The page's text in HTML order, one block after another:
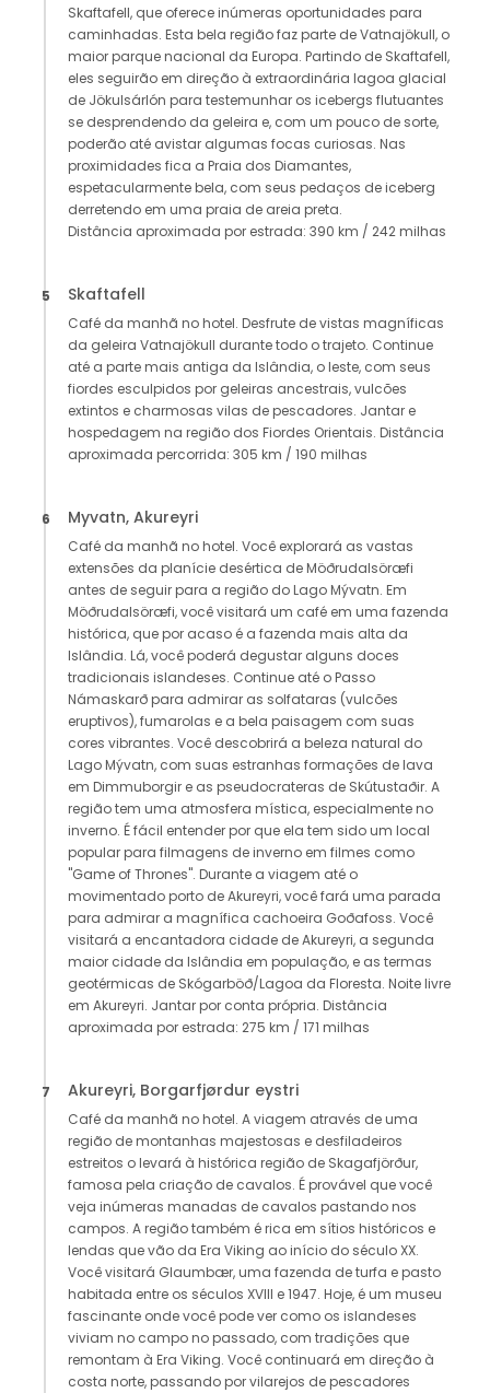
Skaftafell, que oferece inúmeras oportunidades para
caminhadas. Esta bela região faz parte de Vatnajökull, o
maior parque nacional da Europa. Partindo de Skaftafell,
eles seguirão em direção à extraordinária lagoa glacial
de Jökulsárlón para testemunhar os icebergs flutuantes
se desprendendo da geleira e, com um pouco de sorte,
poderão até avistar algumas focas curiosas. Nas
proximidades fica a Praia dos Diamantes,
espetacularmente bela, com seus pedaços de iceberg
derretendo em uma praia de areia preta.
Distância aproximada por estrada: 390 km / 242 milhas
5 Skaftafell
Café da manhã no hotel. Desfrute de vistas magníficas
da geleira Vatnajökull durante todo o trajeto. Continue
até a parte mais antiga da Islândia, o leste, com seus
fiordes esculpidos por geleiras ancestrais, vulcões
extintos e charmosas vilas de pescadores. Jantar e
hospedagem na região dos Fiordes Orientais. Distância
aproximada percorrida: 305 km / 190 milhas
6 Myvatn, Akureyri
Café da manhã no hotel. Você explorará as vastas
extensões da planície desértica de Möðrudalsöræfi
antes de seguir para a região do Lago Mývatn. Em
Möðrudalsöræfi, você visitará um café em uma fazenda
histórica, que por acaso é a fazenda mais alta da
Islândia. Lá, você poderá degustar alguns doces
tradicionais islandeses. Continue até o Passo
Námaskarð para admirar as solfataras (vulcões
eruptivos), fumarolas e a bela paisagem com suas
cores vibrantes. Você descobrirá a beleza natural do
Lago Mývatn, com suas estranhas formações de lava
em Dimmuborgir e as pseudocrateras de Skútustaðir. A
região tem uma atmosfera mística, especialmente no
inverno. É fácil entender por que ela tem sido um local
popular para filmagens de inverno em filmes como
"Game of Thrones". Durante a viagem até o
movimentado porto de Akureyri, você fará uma parada
para admirar a magnífica cachoeira Goðafoss. Você
visitará a encantadora cidade de Akureyri, a segunda
maior cidade da Islândia em população, e as termas
geotérmicas de Skógarböð/Lagoa da Floresta. Noite livre
em Akureyri. Jantar por conta própria. Distância
aproximada por estrada: 275 km / 171 milhas
7 Akureyri, Borgarfjørdur eystri
Café da manhã no hotel. A viagem através de uma
região de montanhas majestosas e desfiladeiros
estreitos o levará à histórica região de Skagafjörður,
famosa pela criação de cavalos. É provável que você
veja inúmeras manadas de cavalos pastando nos
campos. A região também é rica em sítios históricos e
lendas que vão da Era Viking ao início do século XX.
Você visitará Glaumbær, uma fazenda de turfa e pasto
habitada entre os séculos XVIII e 1947. Hoje, é um museu
fascinante onde você pode ver como os islandeses
viviam no campo no passado, com tradições que
remontam à Era Viking. Você continuará em direção à
costa norte, passando por vilarejos de pescadores